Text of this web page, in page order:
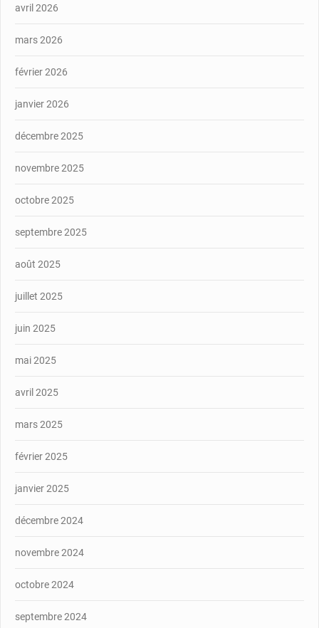
avril 2026
mars 2026
février 2026
janvier 2026
décembre 2025
novembre 2025
octobre 2025
septembre 2025
août 2025
juillet 2025
juin 2025
mai 2025
avril 2025
mars 2025
février 2025
janvier 2025
décembre 2024
novembre 2024
octobre 2024
septembre 2024